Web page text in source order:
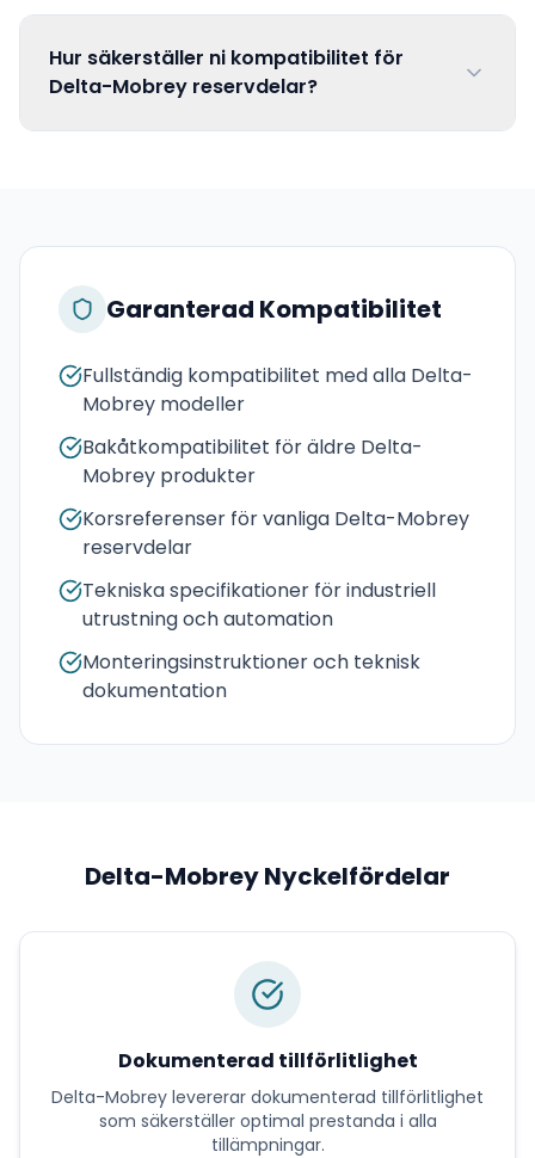
Hur säkerställer ni kompatibilitet för
Delta-Mobrey reservdelar?
Garanterad Kompatibilitet
Fullständig kompatibilitet med alla Delta-
Mobrey modeller
Bakåtkompatibilitet för äldre Delta-
Mobrey produkter
Korsreferenser för vanliga Delta-Mobrey
reservdelar
Tekniska specifikationer för industriell
utrustning och automation
Monteringsinstruktioner och teknisk
dokumentation
Delta-MobreyNyckelfördelar
Dokumenterad tillförlitlighet
Delta-Mobrey levererar dokumenterad tillförlitlighet
som säkerställer optimal prestanda i alla
tillämpningar.